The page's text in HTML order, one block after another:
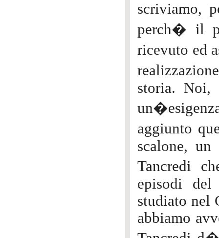
scriviamo,
perch� il
ricevuto ed
storia. Noi,
aggiunto
scalone,
Tancredi
episodi del
studiato nel
abbiamo